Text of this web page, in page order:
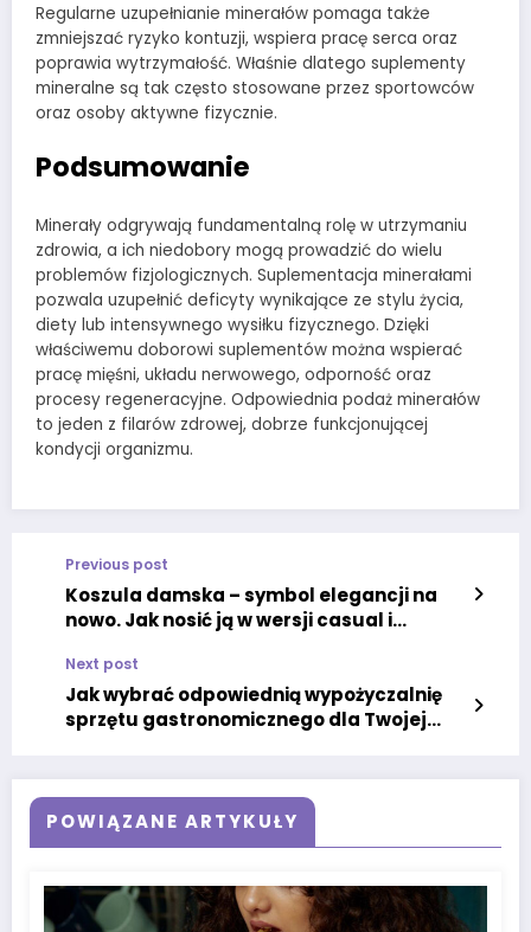
Regularne uzupełnianie minerałów pomaga także
zmniejszać ryzyko kontuzji, wspiera pracę serca oraz
poprawia wytrzymałość. Właśnie dlatego suplementy
mineralne są tak często stosowane przez sportowców
oraz osoby aktywne fizycznie.
Podsumowanie
Minerały odgrywają fundamentalną rolę w utrzymaniu
zdrowia, a ich niedobory mogą prowadzić do wielu
problemów fizjologicznych. Suplementacja minerałami
pozwala uzupełnić deficyty wynikające ze stylu życia,
diety lub intensywnego wysiłku fizycznego. Dzięki
właściwemu doborowi suplementów można wspierać
pracę mięśni, układu nerwowego, odporność oraz
procesy regeneracyjne. Odpowiednia podaż minerałów
to jeden z filarów zdrowej, dobrze funkcjonującej
kondycji organizmu.
Previous post
Koszula damska – symbol elegancji na
nowo. Jak nosić ją w wersji casual i
Next post
Jak wybrać odpowiednią wypożyczalnię
sprzętu gastronomicznego dla Twojej
POWIĄZANE ARTYKUŁY